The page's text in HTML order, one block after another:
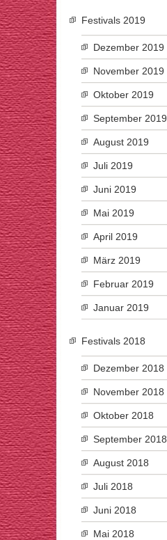
Festivals 2019
Dezember 2019
November 2019
Oktober 2019
September 2019
August 2019
Juli 2019
Juni 2019
Mai 2019
April 2019
März 2019
Februar 2019
Januar 2019
Festivals 2018
Dezember 2018
November 2018
Oktober 2018
September 2018
August 2018
Juli 2018
Juni 2018
Mai 2018